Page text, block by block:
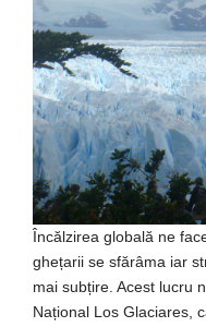
Încălzirea globală ne
ghețarii se sfărâma iar
mai subțire. Acest lucru
Național Los Glaciares,